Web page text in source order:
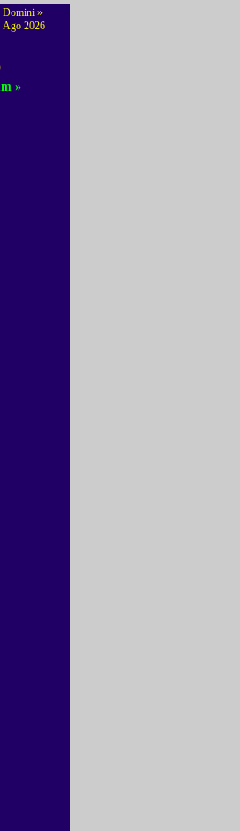
Domini »
Ago 2026
»